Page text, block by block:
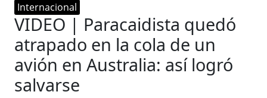
Internacional
VIDEO | Paracaidista quedó
atrapado en la cola de un
avión en Australia: así logró
salvarse